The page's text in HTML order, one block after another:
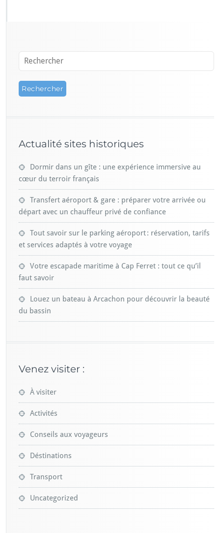
Actualité sites historiques
Dormir dans un gîte : une expérience immersive au
cœur du terroir français
Transfert aéroport & gare : préparer votre arrivée ou
départ avec un chauffeur privé de confiance
Tout savoir sur le parking aéroport : réservation, tarifs
et services adaptés à votre voyage
Votre escapade maritime à Cap Ferret : tout ce qu’il
faut savoir
Louez un bateau à Arcachon pour découvrir la beauté
du bassin
Venez visiter :
À visiter
Activités
Conseils aux voyageurs
Déstinations
Transport
Uncategorized